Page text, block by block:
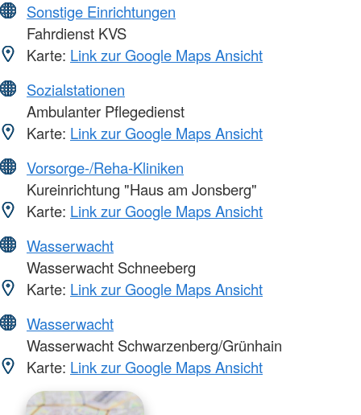
Sonstige Einrichtungen
Fahrdienst KVS
Karte: Link zur Google Maps Ansicht
Sozialstationen
Ambulanter Pflegedienst
Karte: Link zur Google Maps Ansicht
Vorsorge-/Reha-Kliniken
Kureinrichtung "Haus am Jonsberg"
Karte: Link zur Google Maps Ansicht
Wasserwacht
Wasserwacht Schneeberg
Karte: Link zur Google Maps Ansicht
Wasserwacht
Wasserwacht Schwarzenberg/Grünhain
Karte: Link zur Google Maps Ansicht